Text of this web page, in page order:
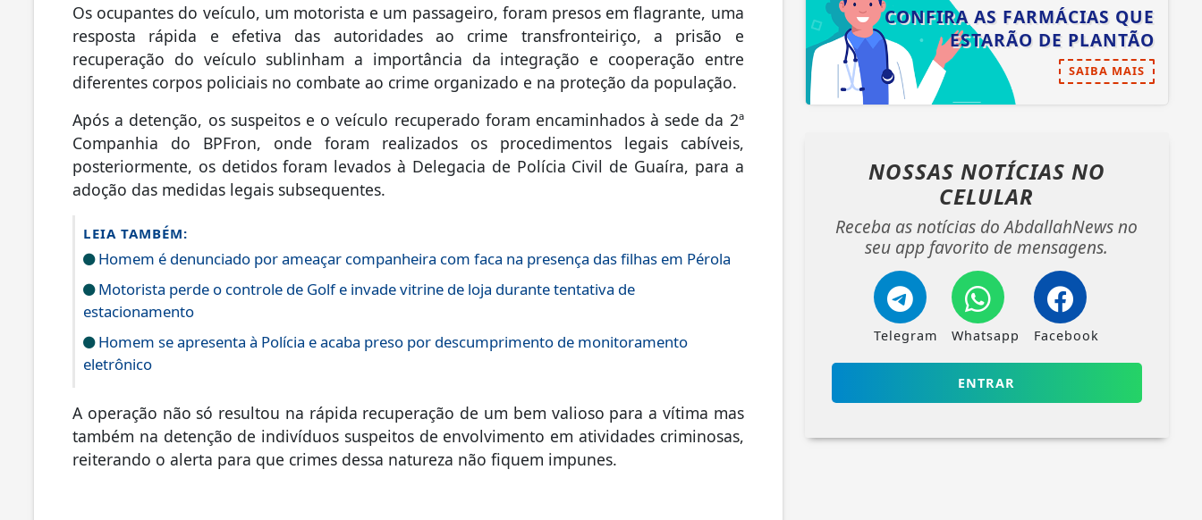
Os ocupantes do veículo, um motorista e um passageiro, foram presos em flagrante, uma
resposta rápida e efetiva das autoridades ao crime transfronteiriço, a prisão e
recuperação do veículo sublinham a importância da integração e cooperação entre
diferentes corpos policiais no combate ao crime organizado e na proteção da população.
Após a detenção, os suspeitos e o veículo recuperado foram encaminhados à sede da 2ª
Companhia do BPFron, onde foram realizados os procedimentos legais cabíveis,
posteriormente, os detidos foram levados à Delegacia de Polícia Civil de Guaíra, para a
adoção das medidas legais subsequentes.
LEIA TAMBÉM:
Homem é denunciado por ameaçar companheira com faca na presença das filhas em Pérola
Motorista perde o controle de Golf e invade vitrine de loja durante tentativa de
estacionamento
Homem se apresenta à Polícia e acaba preso por descumprimento de monitoramento
eletrônico
A operação não só resultou na rápida recuperação de um bem valioso para a vítima mas
também na detenção de indivíduos suspeitos de envolvimento em atividades criminosas,
reiterando o alerta para que crimes dessa natureza não fiquem impunes.
CONFIRA AS FARMÁCIAS QUE
ESTARÃO DE PLANTÃO
SAIBA MAIS
NOSSAS NOTÍCIAS NO
CELULAR
Receba as notícias do AbdallahNews no
seu app favorito de mensagens.
Telegram Whatsapp Facebook
ENTRAR